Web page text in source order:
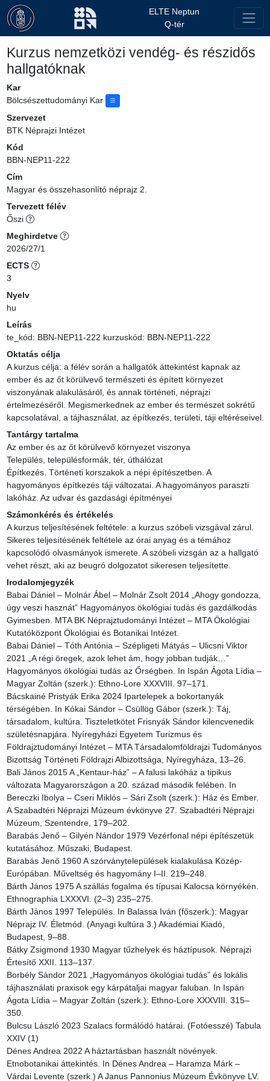
ELTE Neptun
Q-tér
Kurzus nemzetközi vendég- és részidős
hallgatóknak
Kar
Bölcsészettudományi Kar
Szervezet
BTK Néprajzi Intézet
Kód
BBN-NEP11-222
Cím
Magyar és összehasonlító néprajz 2.
Tervezett félév
Őszi
Meghirdetve
2026/27/1
ECTS
3
Nyelv
hu
Leírás
te_kód: BBN-NEP11-222 kurzuskód: BBN-NEP11-222
Oktatás célja
A kurzus célja: a félév során a hallgatók áttekintést kapnak az
ember és az őt körülvevő természeti és épített környezet
viszonyának alakulásáról, és annak történeti, néprajzi
értelmezéséről. Megismerkednek az ember és természet sokrétű
kapcsolatával, a tájhasználat, az építkezés, területi, táji eltéréseivel.
Tantárgy tartalma
Az ember és az őt körülvevő környezet viszonya
Település, településformák, tér, úthálózat
Építkezés. Történeti korszakok a népi építészetben. A
hagyományos építkezés táji változatai. A hagyományos paraszti
lakóház. Az udvar és gazdasági építményei
Számonkérés és értékelés
A kurzus teljesítésének feltétele: a kurzus szóbeli vizsgával zárul.
Sikeres teljesítésének feltétele az órai anyag és a témához
kapcsolódó olvasmányok ismerete. A szóbeli vizsgán az a hallgató
vehet részt, aki az beugró dolgozatot sikeresen teljesítette.
Irodalomjegyzék
Babai Dániel – Molnár Ábel – Molnár Zsolt 2014 „Ahogy gondozza,
úgy veszi hasznát” Hagyományos ökológiai tudás és gazdálkodás
Gyimesben. MTA BK Néprajztudományi Intézet – MTA Ökológiai
Kutatóközpont Ökológiai és Botanikai Intézet.
Babai Dániel – Tóth Antónia – Szépligeti Mátyás – Ulicsni Viktor
2021 „A régi öregek, azok lehet ám, hogy jobban tudják…”
Hagyományos ökológiai tudás az Őrségben. In Ispán Ágota Lídia –
Magyar Zoltán (szerk.): Ethno-Lore XXXVIII. 97–171.
Bácskainé Pristyák Erika 2024 Ipartelepek a bokortanyák
térségében. In Kókai Sándor – Csüllög Gábor (szerk.): Táj,
társadalom, kultúra. Tiszteletkötet Frisnyák Sándor kilencvenedik
születésnapjára. Nyíregyházi Egyetem Turizmus és
Földrajztudományi Intézet – MTA Társadalomföldrajzi Tudományos
Bizottság Történeti Földrajzi Albizottsága, Nyíregyháza, 13–26.
Bali János 2015 A „Kentaur-ház” – A falusi lakóház a tipikus
változata Magyarországon a 20. század második felében. In
Bereczki Ibolya – Cseri Miklós – Sári Zsolt (szerk.): Ház és Ember.
A Szabadtéri Néprajzi Múzeum évkönyve 27. Szabadtéri Néprajzi
Múzeum, Szentendre, 179–202.
Barabás Jenő – Gilyén Nándor 1979 Vezérfonal népi építészetük
kutatásához. Műszaki, Budapest.
Barabás Jenő 1960 A szórványtelepülések kialakulása Közép-
Európában. Műveltség és hagyomány I–II. 219–248.
Bárth János 1975 A szállás fogalma és típusai Kalocsa környékén.
Ethnographia LXXXVI. (2–3) 235–275.
Bárth János 1997 Település. In Balassa Iván (főszerk.): Magyar
Néprajz IV. Életmód. (Anyagi kultúra 3.) Akadémiai Kiadó,
Budapest, 9–88.
Bátky Zsigmond 1930 Magyar tűzhelyek és háztípusok. Néprajzi
Értesítő XXII. 113–137.
Borbély Sándor 2021 „Hagyományos ökológiai tudás” és lokális
tájhasználati praxisok egy kárpátaljai magyar faluban. In Ispán
Ágota Lídia – Magyar Zoltán (szerk.): Ethno-Lore XXXVIII. 315–
350.
Bulcsu László 2023 Szalacs formálódó határai. (Fotóesszé) Tabula
XXIV (1)
Dénes Andrea 2022 A háztartásban használt növények.
Etnobotanikai áttekintés. In Dénes Andrea – Haramza Márk –
Várdai Levente (szerk.) A Janus Pannonius Múzeum Évkönyve LV.